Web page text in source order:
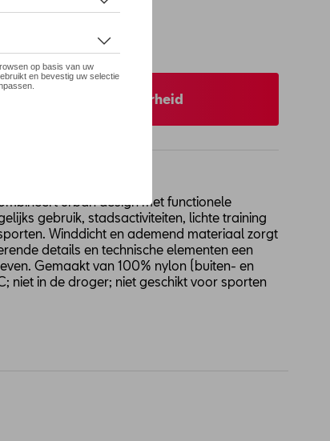
voor beschikbaarheid
urban design met functionele
gebruik, stadsactiviteiten, lichte training
Winddicht en ademend materiaal zorgt
details en technische elementen een
Gemaakt van 100% nylon (buiten- en
niet in de droger; niet geschikt voor sporten